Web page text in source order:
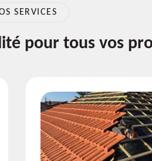
SERVICES
pour tous vos